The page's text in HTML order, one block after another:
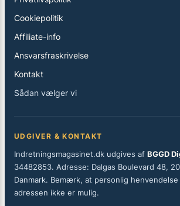
Cookiepolitik
Affiliate-info
Ansvarsfraskrivelse
Kontakt
Sådan vælger vi
UDGIVER & KONTAKT
Indretningsmagasinet.dk udgives af BGGD
34482853. Adresse: Dalgas Boulevard 48,
Danmark. Bemærk, at personlig
adressen ikke er mulig.